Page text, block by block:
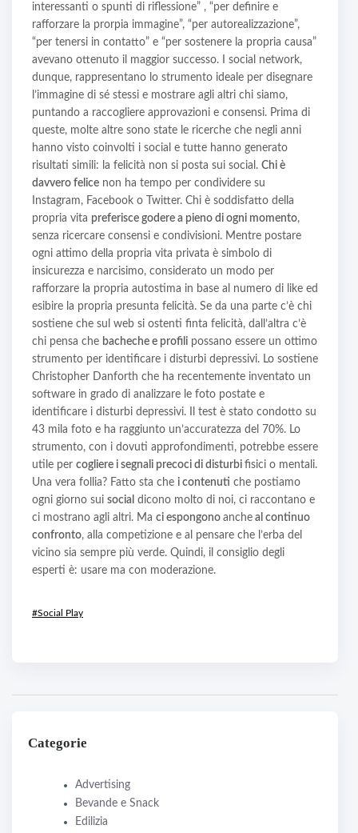
interessanti o spunti di riflessione” , “per definire e
rafforzare la prorpia immagine”, “per autorealizzazione”,
“per tenersi in contatto” e “per sostenere la propria causa”
avevano ottenuto il maggior successo. I social network,
dunque, rappresentano lo strumento ideale per disegnare
l’immagine di sé stessi e mostrare agli altri chi siamo,
puntando a raccogliere approvazioni e consensi. Prima di
queste, molte altre sono state le ricerche che negli anni
hanno visto coinvolti i social e tutte hanno generato
risultati simili: la felicità non si posta sui social. Chi è
davvero felice non ha tempo per condividere su
Instagram, Facebook o Twitter. Chi è soddisfatto della
propria vita preferisce godere a pieno di ogni momento,
senza ricercare consensi e condivisioni. Mentre postare
ogni attimo della propria vita privata è simbolo di
insicurezza e narcisimo, considerato un modo per
rafforzare la propria autostima in base al numero di like ed
esibire la propria presunta felicità. Se da una parte c’è chi
sostiene che sul web si ostenti finta felicità, dall’altra c’è
chi pensa che bacheche e profili possano essere un ottimo
strumento per identificare i disturbi depressivi. Lo sostiene
Christopher Danforth che ha recentemente inventato un
software in grado di analizzare le foto postate e
identificare i disturbi depressivi. Il test è stato condotto su
43 mila foto e ha raggiunto un’accuratezza del 70%. Lo
strumento, con i dovuti approfondimenti, potrebbe essere
utile per cogliere i segnali precoci di disturbi fisici o mentali.
Una vera follia? Fatto sta che i contenuti che postiamo
ogni giorno sui social dicono molto di noi, ci raccontano e
ci mostrano agli altri. Ma ci espongono anche al continuo
confronto, alla competizione e al pensare che l’erba del
vicino sia sempre più verde. Quindi, il consiglio degli
esperti è: usare ma con moderazione.
#Social Play
Categorie
Advertising
Bevande e Snack
Edilizia